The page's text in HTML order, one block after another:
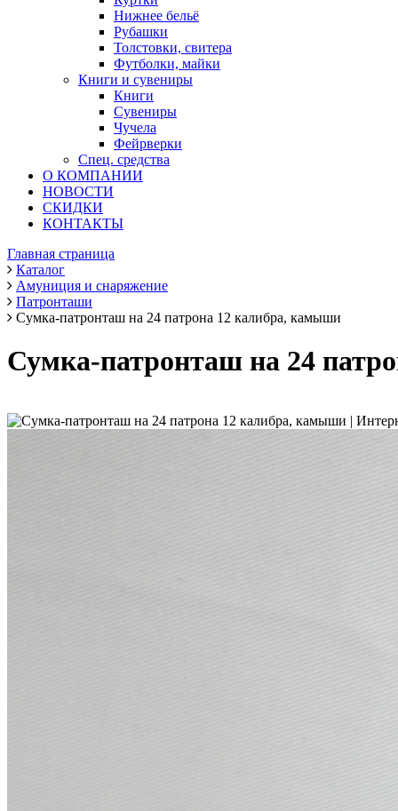
Нижнее бельё
Рубашки
Толстовки, свитера
Футболки, майки
Книги и сувениры
Книги
Сувениры
Чучела
Фейрверки
Спец. средства
О КОМПАНИИ
НОВОСТИ
СКИДКИ
КОНТАКТЫ
Главная страница
Каталог
Амуниция и снаряжение
Патронташи
Сумка-патронташ на 24 патрона 12 калибра, камыши
Сумка-патронташ на 24